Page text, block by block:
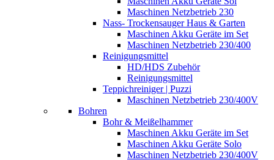
Maschinen Netzbetrieb 230
Nass- Trockensauger Haus & Garten
Maschinen Akku Geräte im Set
Maschinen Netzbetrieb 230/400
Reinigungsmittel
HD/HDS Zubehör
Reinigungsmittel
Teppichreiniger | Puzzi
Maschinen Netzbetrieb 230/400V
Bohren
Bohr & Meißelhammer
Maschinen Akku Geräte im Set
Maschinen Akku Geräte Solo
Maschinen Netzbetrieb 230/400V